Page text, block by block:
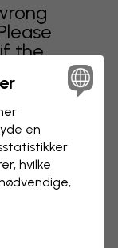
the
en
hvilke